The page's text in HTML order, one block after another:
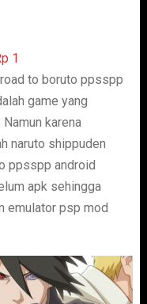
to boruto ppsspp
game yang
karena
naruto shippuden
ppsspp android
apk sehingga
emulator psp mod